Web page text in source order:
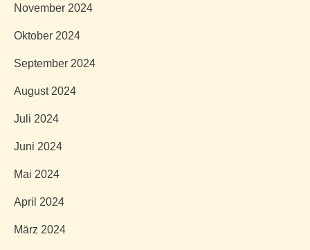
November 2024
Oktober 2024
September 2024
August 2024
Juli 2024
Juni 2024
Mai 2024
April 2024
März 2024